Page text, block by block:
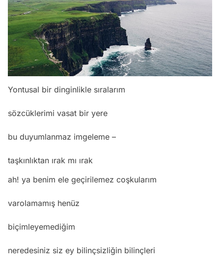
Yontusal bir dinginlikle sıralarım
sözcüklerimi vasat bir yere
bu duyumlanmaz imgeleme –
taşkınlıktan ırak mı ırak
ah! ya benim ele geçirilemez coşkularım
varolamamış henüz
biçimleyemediğim
neredesiniz siz ey bilinçsizliğin bilinçleri